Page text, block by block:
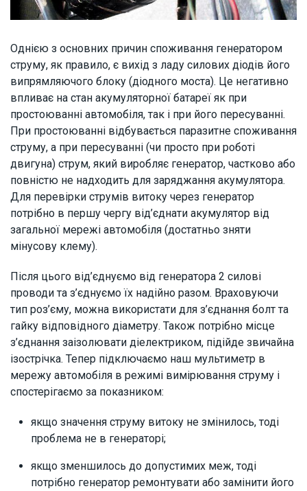
Однією з основних причин споживання генератором
струму, як правило, є вихід з ладу силових діодів його
випрямляючого блоку (діодного моста). Це негативно
впливає на стан акумуляторної батареї як при
простоюванні автомобіля, так і при його пересуванні.
При простоюванні відбувається паразитне споживання
струму, а при пересуванні (чи просто при роботі
двигуна) струм, який виробляє генератор, частково або
повністю не надходить для заряджання акумулятора.
Для перевірки струмів витоку через генератор
потрібно в першу чергу від’єднати акумулятор від
загальної мережі автомобіля (достатньо зняти
мінусову клему).
Після цього від’єднуємо від генератора 2 силові
проводи та з’єднуємо їх надійно разом. Враховуючи
тип роз’єму, можна використати для з’єднання болт та
гайку відповідного діаметру. Також потрібно місце
з’єднання заізолювати діелектриком, підійде звичайна
ізострічка. Тепер підключаємо наш мультиметр в
мережу автомобіля в режимі вимірювання струму і
спостерігаємо за показником:
якщо значення струму витоку не змінилось, тоді
проблема не в генераторі;
якщо зменшилось до допустимих меж, тоді
потрібно генератор ремонтувати або замінити його